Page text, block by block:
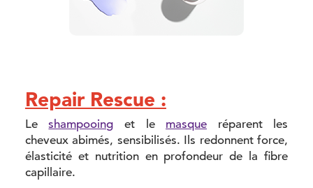
Repair Rescue :
Leshampooing et le masque réparent les
cheveux abimés, sensibilisés. Ils redonnent force,
élasticité et nutrition en profondeur de la fibre
capillaire.